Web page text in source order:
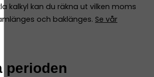
kalkyl kan du räkna ut vilken moms
och baklänges. Se vår
perioden